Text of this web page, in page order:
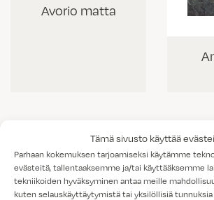
Tämä sivusto käyttää
Parhaan kokemuksen tarjoamiseksi käytämme
evästeitä, tallentaaksemme ja/tai käyttääksemme
tekniikoiden hyväksyminen antaa meille
kuten selauskäyttäytymistä tai yksilöllisiä
Avorio matta